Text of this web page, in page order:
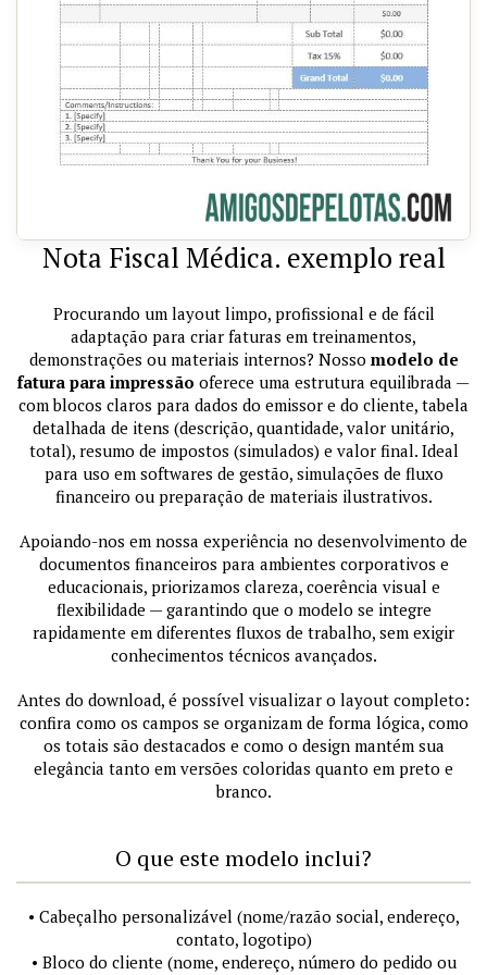
Nota Fiscal Médica. exemplo real
Procurando um layout limpo, profissional e de fácil
adaptação para criar faturas em treinamentos,
demonstrações ou materiais internos? Nosso modelo de
fatura para impressão oferece uma estrutura equilibrada —
com blocos claros para dados do emissor e do cliente, tabela
detalhada de itens (descrição, quantidade, valor unitário,
total), resumo de impostos (simulados) e valor final. Ideal
para uso em softwares de gestão, simulações de fluxo
financeiro ou preparação de materiais ilustrativos.
Apoiando-nos em nossa experiência no desenvolvimento de
documentos financeiros para ambientes corporativos e
educacionais, priorizamos clareza, coerência visual e
flexibilidade — garantindo que o modelo se integre
rapidamente em diferentes fluxos de trabalho, sem exigir
conhecimentos técnicos avançados.
Antes do download, é possível visualizar o layout completo:
confira como os campos se organizam de forma lógica, como
os totais são destacados e como o design mantém sua
elegância tanto em versões coloridas quanto em preto e
branco.
O que este modelo inclui?
• Cabeçalho personalizável (nome/razão social, endereço,
contato, logotipo)
• Bloco do cliente (nome, endereço, número do pedido ou